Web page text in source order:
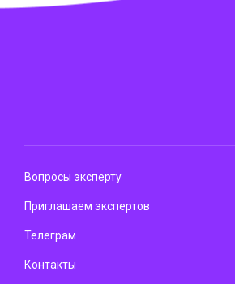
Вопросы эксперту
Приглашаем экспертов
Телеграм
Контакты